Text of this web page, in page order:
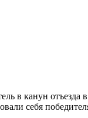
в канун
себя